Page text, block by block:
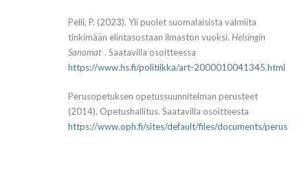
Pelli, P. (2023). Yli puolet suomalaisista valmiita
tinkimään elin­tasostaan ilmaston vuoksi. Helsingin
Sanomat . Saatavilla osoitteessa
https://www.hs.fi/politiikka/art-2000010041345.html
Perusopetuksen opetussuunnitelman perusteet
(2014). Opetushallitus. Saatavilla osoitteesta
https://www.oph.fi/sites/default/files/documents/